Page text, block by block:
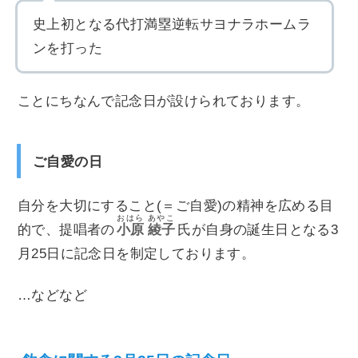
史上初となる代打満塁逆転サヨナラホームラ
ンを打った
ことにちなんで記念日が設けられております。
ご自愛の日
自分を大切にすること(＝ご自愛)の精神を広める目
的で、提唱者の小原
おはら
綾子
あやこ
氏が自身の誕生日となる3
月25日に記念日を制定しております。
…などなど